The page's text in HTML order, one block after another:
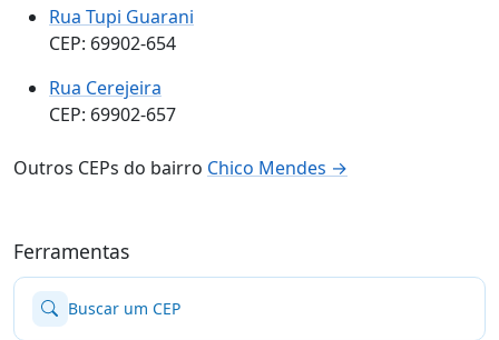
Rua Tupi Guarani
CEP: 69902-654
Rua Cerejeira
CEP: 69902-657
Outros CEPs do bairro Chico Mendes →
Ferramentas
Buscar um CEP